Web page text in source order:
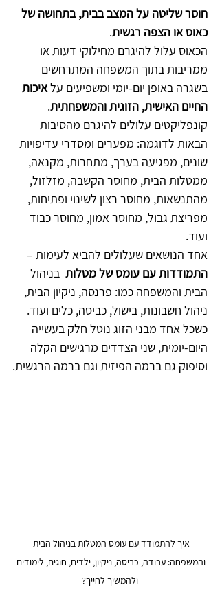
חוסר שליטה על המצב בבית, בתחושה של
כאוס או הצפה רגשית.
הכאוס עלול להיגרם מחילוקי דעות או
ממריבות בתוך המשפחה המתרחשים
בשגרה באופן יום-יומי ומשפיעים על איכות
החיים האישית, הזוגית והמשפחתית.
קונפליקטים עלולים להיגרם מהסיבות
הבאות לדוגמה: מפערים ומסדרי עדיפויות
שונים, מפגיעה בערך, מתחרות, מקנאה,
ממטלות הבית, מחוסר הקשבה, מזלזול,
מהתנשאות, מחוסר רצון לשינוי ופתיחות,
מפריצת גבול, מחוסר אמון, מחוסר כבוד
ועוד.
אחד הנושאים שעלולים להביא לעימות –
התמודדות עם עומס של מטלות בניהול
הבית והמשפחה כמו: פרנסה, ניקיון הבית,
ניהול חשבונות, בישול, כביסה, כלים ועוד.
כשכל אחד מבני הזוג נוטל חלק בעשייה
היום-יומית, שני הצדדים מרגישים הקלה
וסיפוק גם ברמה הפיזית וגם ברמה הרגשית.
איך להתמודד עם עומס המטלות בניהול הבית
והמשפחה: עבודה, כביסה, ניקיון, ילדים, חוגים, לימודים
ולהמשיך לחייך?